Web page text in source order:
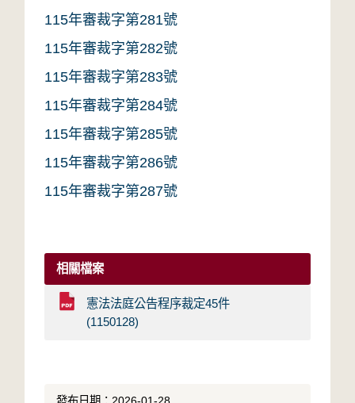
115年審裁字第281號
115年審裁字第282號
115年審裁字第283號
115年審裁字第284號
115年審裁字第285號
115年審裁字第286號
115年審裁字第287號
相關檔案
憲法法庭公告程序裁定45件
(1150128)